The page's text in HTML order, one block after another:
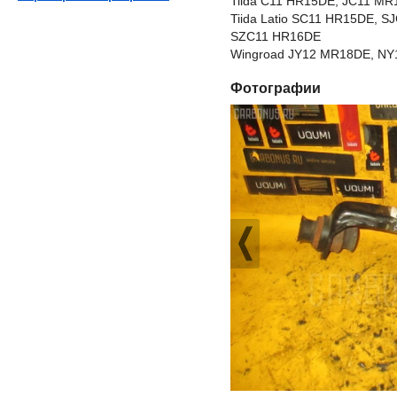
Tiida Latio SC11 HR15DE,
SZC11 HR16DE
Wingroad JY12 MR18DE,
Фотографии